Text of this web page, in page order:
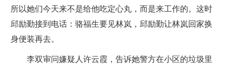
所以她们今天来不是给他吃定心丸，而是来工作的。这时
邱励勤接到电话：骆福生要见林岚，邱励勤让林岚回家换
身便装再去。
李双审问嫌疑人许云霞，告诉她警方在小区的垃圾里